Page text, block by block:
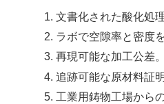
文書化された酸化処
ラボで空隙率と密度
再現可能な加工公差
追跡可能な原材料証
工業用鋳物工場から